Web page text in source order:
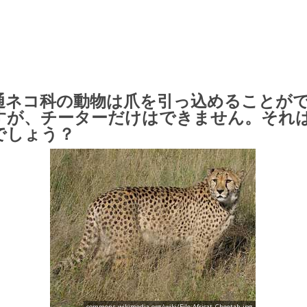
ネコ科の動物は爪を引っ込めることが
が、チーターだけはできません。それ
しょう？